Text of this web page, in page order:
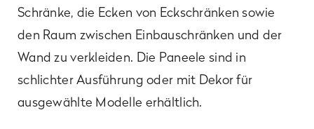
Schränke, die Ecken von Eckschränken sowie
den Raum zwischen Einbauschränken und der
Wand zu verkleiden. Die Paneele sind in
schlichter Ausführung oder mit Dekor für
ausgewählte Modelle erhältlich.